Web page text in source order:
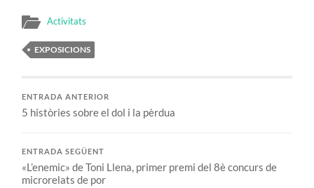
Activitats
EXPOSICIONS
ENTRADA ANTERIOR
5 històries sobre el dol i la pèrdua
ENTRADA SEGÜENT
«L’enemic» de Toni Llena, primer premi del 8è concurs de
microrelats de por